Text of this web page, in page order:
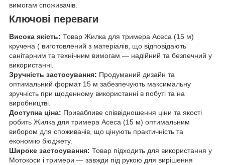
вимогам споживачів.
Ключові переваги
Висока якість: Товар Жилка для тримера Асеса (15 м)
кручена ( виготовлений з матеріалів, що відповідають
санітарним та технічним вимогам — надійний та безпечний у
використанні.
Зручність застосування: Продуманий дизайн та
оптимальний формат 15 м забезпечують максимальну
зручність при щоденному використанні в побуті та на
виробництві.
Доступна ціна: Привабливе співвідношення ціни та якості
робить Жилка для тримера Асеса (15 м) оптимальним
вибором для споживачів, що цінують практичність та
економію бюджету.
Широке застосування: Товар підходить для використання у
Мотокоси і тримери — завжди під рукою для вирішення